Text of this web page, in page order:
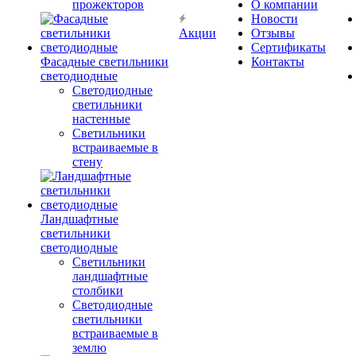
прожекторов
Фасадные светильники
светодиодные
Светодиодные
светильники
настенные
Светильники
встраиваемые в
стену
Ландшафтные
светильники
светодиодные
Светильники
ландшафтные
столбики
Светодиодные
светильники
встраиваемые в
землю
Акции
О компании
Новости
Отзывы
Сертификаты
Контакты